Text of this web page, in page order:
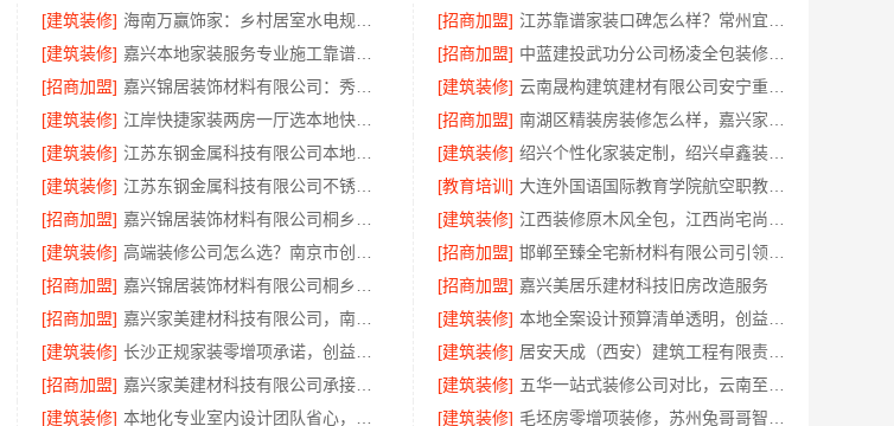
[建筑装修] [招商加盟]
[建筑装修] [招商加盟]
中蓝建投武功分公司杨凌全包装修品牌
[招商加盟] [建筑装修]
云南晟构建筑建材有限公司安宁重钢终身维保
[建筑装修] [招商加盟]
[建筑装修] [建筑装修]
绍兴个性化家装定制，绍兴卓鑫装饰材料有限公司环保优质材料
[建筑装修] [教育培训]
大连外国语国际教育学院航空职教学校地址欢迎咨询
[招商加盟] [建筑装修]
[建筑装修] [招商加盟]
邯郸至臻全宅新材料有限公司引领全宅焕新环保材料
[招商加盟] [招商加盟] 嘉兴美居乐建材科技旧房改造服务
[招商加盟] [建筑装修]
[建筑装修] [建筑装修]
居安天成（西安）建筑工程有限责任公司西安城区一站式毛坯房施工
[招商加盟] [建筑装修]
[建筑装修] [建筑装修]